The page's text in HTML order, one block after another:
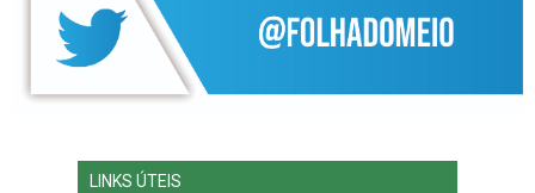
LINKS ÚTEIS